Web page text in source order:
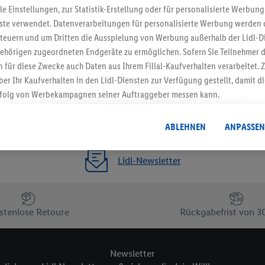
Lidl-Newsletter
Retoure Rückgabefrist von
Newsletter
Einstellungen, zur Statistik-Erstellung oder für personalisierte
verwendet. Datenverarbeitungen für personalisierte Werbung werden
und um Dritten die Ausspielung von Werbung außerhalb der Lidl-
zugeordneten Endgeräte zu ermöglichen. Sofern Sie Teilnehmer
für diese Zwecke auch Daten aus Ihrem Filial-Kaufverhalten verarbeitet.
Ihr Kaufverhalten in den Lidl-Diensten zur Verfügung gestellt, damit
von Werbekampagnen seiner Auftraggeber messen kann.
Dies umfasst die Zusammenführung von Daten (z.B. über Ihre Nutzung
Diensten, Informationen aus Ihrem Kundenkonto - z.B. Alter oder
über verschiedene Endgeräte und Lidl-Dienste hinweg
Informationen auf Ihren Endgeräten zur Erstellung von Zielgruppen
zur Zielgruppenforschung, zur Entwicklung von Angeboten sowie
dieser Werbeausspielungen.
der oben genannten Partner verwendet werden, um daraus eine
ABLEHNEN ANPASSEN